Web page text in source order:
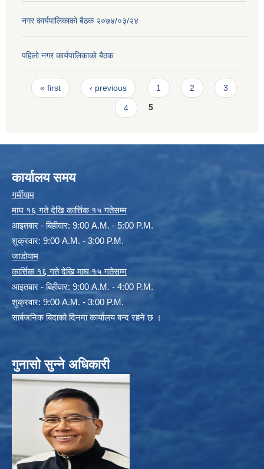
नगर कार्यपालिकाकाे बैठक २०७४/०३/२४
पहिलाे नगर कार्यपालिकाकाे बैठक
Pages
« first ‹ previous 1 2 3
4 5
कार्यालय समय
गर्मीयाम
माघ १६ गते देखि कार्त्तिक १५ गतेसम्म
आइतबार - बिहीवार: 9:00 A.M. - 5:00 P.M.
शुक्रवार: 9:00 A.M. - 3:00 P.M.
जाडोयाम
कार्त्तिक १६ गते देखि माघ १५ गतेसम्म
आइतबार - बिहीवार: 9:00 A.M. - 4:00 P.M.
शुक्रवार: 9:00 A.M. - 3:00 P.M.
सार्बजनिक बिदाको दिनमा कार्यालय बन्द रहने छ ।
गुनासो सुन्ने अधिकारी